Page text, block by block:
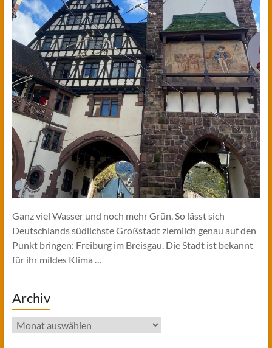
Ganz viel Wasser und noch mehr Grün. So lässt sich
Deutschlands südlichste Großstadt ziemlich genau auf den
Punkt bringen: Freiburg im Breisgau. Die Stadt ist bekannt
für ihr mildes Klima …
Archiv
Archiv